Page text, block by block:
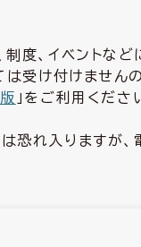
度、イベントな
受け付けませんの
」をご利用くださ
恐れ入りますが